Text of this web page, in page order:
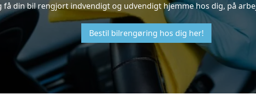
få din bil rengjort indvendigt og udvendigt hjemme hos dig, på
Bestil bilrengøring hos dig her!